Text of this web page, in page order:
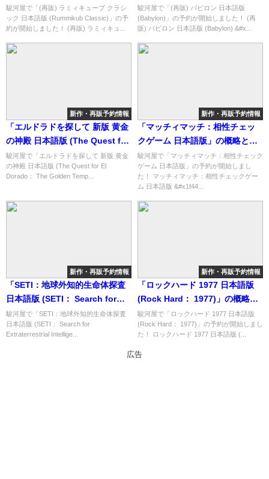
Classic)」の概略と予約購入可能
なショップ紹介！
駿河屋で「(再販) ラミィキューブ クラシ
ック 日本語版 (Rummikub Classic)」の予
約が開始しました！ (再販) ラミィキュ...
能なショップ紹介！
駿河屋で「(再販) バビロン 日本語版
(Babylon)」の予約が開始しました！ (再
販) バビロン 日本語版 (Babylon) &#x...
新作・再販予約情報
「エルドラドを探して 新版 黄金
の神殿 日本語版 (The Quest for
El Dorado： The Golden
Temples)」の概略と予約購入可
駿河屋で「エルドラドを探して 新版 黄金
の神殿 日本語版 (The Quest for El
Dorado： The Golden Temp...
新作・再販予約情報
「マッチィマッチ：相性チェッ
クゲーム 日本語版」の概略と予
約購入可能なショップ紹介！
駿河屋で「マッチィマッチ：相性チェック
ゲーム 日本語版」の予約が開始しまし
た！ マッチィマッチ：相性チェックゲー
ム 日本語版 &#x1f44...
新作・再販予約情報
「SETI：地球外知的生命体探査
日本語版 (SETI： Search for
Extraterrestrial Intelligence)」
の概略と予約購入可能なショッ
駿河屋で「SETI：地球外知的生命体探査
日本語版 (SETI： Search for
Extraterrestrial Intellige...
新作・再販予約情報
「ロックハード 1977 日本語版
(Rock Hard： 1977)」の概略と
予約購入可能なショップ紹介！
駿河屋で「ロックハード 1977 日本語版
(Rock Hard： 1977)」の予約が開始しまし
た！ ロックハード 1977 日本語版 (...
広告